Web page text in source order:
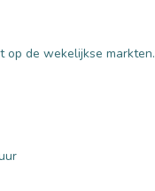
op de wekelijkse markten.